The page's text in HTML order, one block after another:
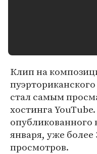
Клип на
стал самым
хостинга
опубликованного
января, уже
просмотров.